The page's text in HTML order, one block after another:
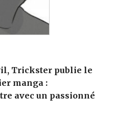
Trickster publie le
manga :
avec un passionné